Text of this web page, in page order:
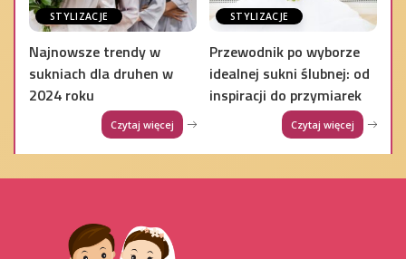
STYLIZACJE
Najnowsze trendy w
sukniach dla druhen w
2024 roku
Czytaj więcej
STYLIZACJE
Przewodnik po wyborze
idealnej sukni ślubnej: od
inspiracji do przymiarek
Czytaj więcej